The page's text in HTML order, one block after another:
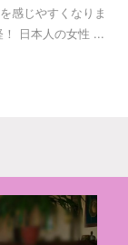
感じやすくなりま
日本人の女性 ...